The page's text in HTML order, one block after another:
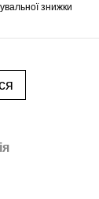
знижки